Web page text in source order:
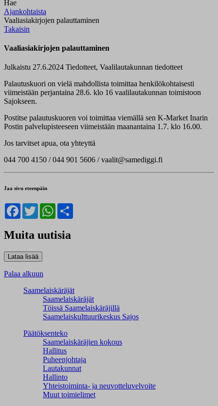
Hae
Ajankohtaista
Vaaliasiakirjojen palauttaminen
Takaisin
Vaaliasiakirjojen palauttaminen
Julkaistu 27.6.2024 Tiedotteet, Vaalilautakunnan tiedotteet
Palautuskuori on vielä mahdollista toimittaa henkilökohtaisesti
viimeistään perjantaina 28.6. klo 16 vaalilautakunnan toimistoon
Sajokseen.
Postitse palautuskuoren voi toimittaa viemällä sen K-Market Inarin
Postin palvelupisteeseen viimeistään maanantaina 1.7. klo 16.00.
Jos tarvitset apua, ota yhteyttä
044 700 4150 / 044 901 5606 / vaalit@samediggi.fi
Jaa sivu eteenpäin
Facebook
TwitterWhatsApp
Muita uutisia
Palaa alkuun
Saamelaiskäräjät
Saamelaiskäräjät
Töissä Saamelaiskäräjillä
Saamelaiskulttuuri­keskus Sajos
Päätöksenteko
Saamelaiskäräjien kokous
Hallitus
Puheenjohtaja
Lautakunnat
Hallinto
Yhteistoiminta- ja neuvotteluvelvoite
Muut toimielimet